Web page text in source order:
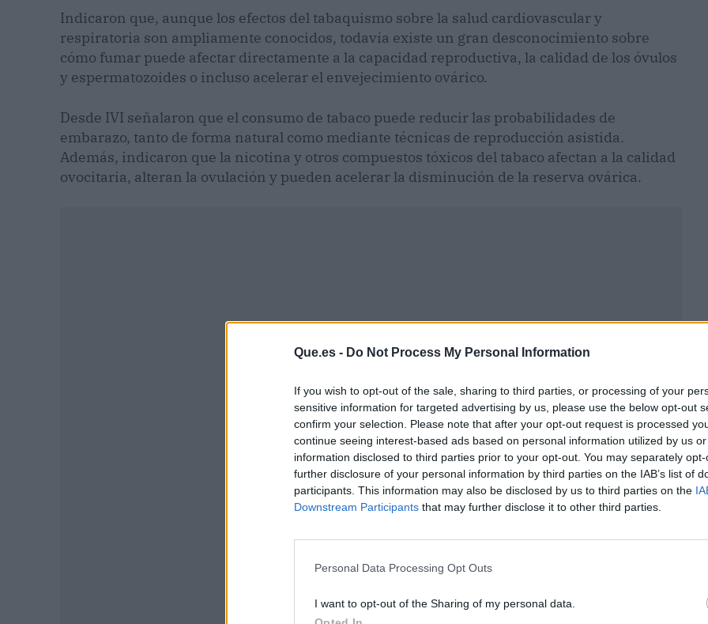
Que.es - Do Not Process My Personal Information
If you wish to opt-out of the sale, sharing to third parties, or processing of your
sensitive information for targeted advertising by us, please use the below opt-out
confirm your selection. Please note that after your opt-out request is processed
continue seeing interest-based ads based on personal information utilized by us
information disclosed to third parties prior to your opt-out. You may separately
further disclosure of your personal information by third parties on the IAB’s list of
participants. This information may also be disclosed by us to third parties on the
Downstream Participants that may further disclose it to other third parties.
Personal Data Processing Opt Outs
I want to opt-out of the Sharing of my personal data.
Indicaron que, aunque los efectos del tabaquismo sobre la salud cardiovascular y
respiratoria son ampliamente conocidos, todavía existe un gran desconocimiento sobre
cómo fumar puede afectar directamente a la capacidad reproductiva, la calidad de los óvulos
y espermatozoides o incluso acelerar el envejecimiento ovárico.
Desde IVI señalaron que el consumo de tabaco puede reducir las probabilidades de
embarazo, tanto de forma natural como mediante técnicas de reproducción asistida.
Además, indicaron que la nicotina y otros compuestos tóxicos del tabaco afectan a la calidad
ovocitaria, alteran la ovulación y pueden acelerar la disminución de la reserva ovárica.
Publicidad